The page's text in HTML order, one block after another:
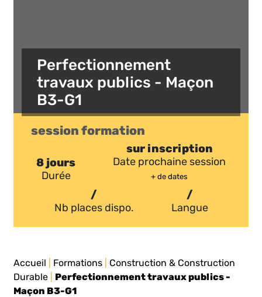
Perfectionnement
travaux publics - Maçon
B3-G1
session formation
8 jours
Durée
sur inscription
Date prochaine session
+ de dates
/
Nb places dispo.
/
Langue
Accueil Formations
Construction & Construction
Durable
Perfectionnement travaux publics -
Maçon B3-G1